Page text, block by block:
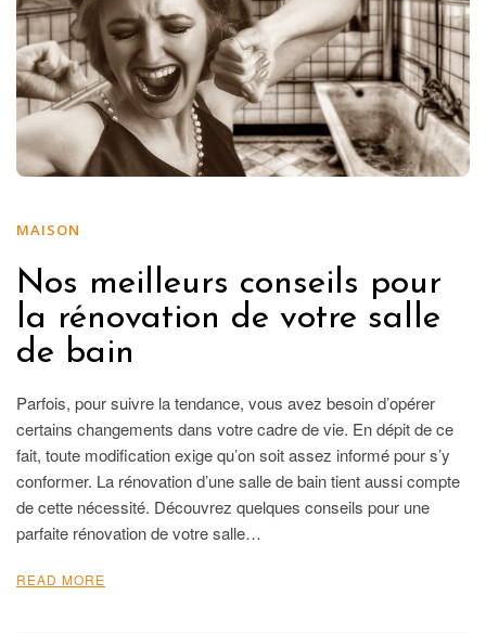
MAISON
Nos meilleurs conseils pour
la rénovation de votre salle
de bain
Parfois, pour suivre la tendance, vous avez besoin d’opérer
certains changements dans votre cadre de vie. En dépit de ce
fait, toute modification exige qu’on soit assez informé pour s’y
conformer. La rénovation d’une salle de bain tient aussi compte
de cette nécessité. Découvrez quelques conseils pour une
parfaite rénovation de votre salle…
READ MORE